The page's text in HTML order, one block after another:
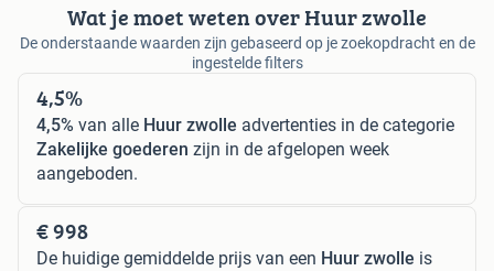
Wat je moet weten over Huur zwolle
De onderstaande waarden zijn gebaseerd op je zoekopdracht en de
ingestelde filters
4,5%
4,5% van alle Huur zwolle advertenties in de categorie
Zakelijke goederen zijn in de afgelopen week
aangeboden.
€ 998
De huidige gemiddelde prijs van een Huur zwolle is